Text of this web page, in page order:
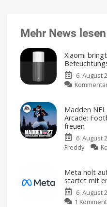
Mehr News lesen
Xiaomi
6. August
Madden
Arcade:
freuen
6. August
Freddy
Meta holt
startet mit
6. August
1